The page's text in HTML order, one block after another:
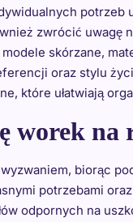
zwrócić uwagę
skórzane,
oraz stylu
które ułatwiają
worek na
biorąc
potrzebami
odpornych na